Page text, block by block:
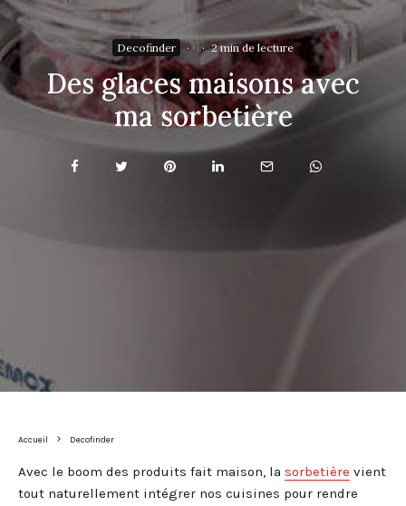
Decofinder · · 2 min de lecture
Des glaces maisons avec
ma sorbetière
Accueil Decofinder
Avec le boom des produits fait maison, la sorbetière vient
tout naturellement intégrer nos cuisines pour rendre